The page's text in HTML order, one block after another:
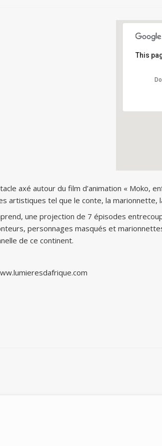
This
axé autour du film d’animation « Moko,
artistiques tel que le conte, la marionnette,
une projection de 7 épisodes
personnages masqués et
de ce continent.